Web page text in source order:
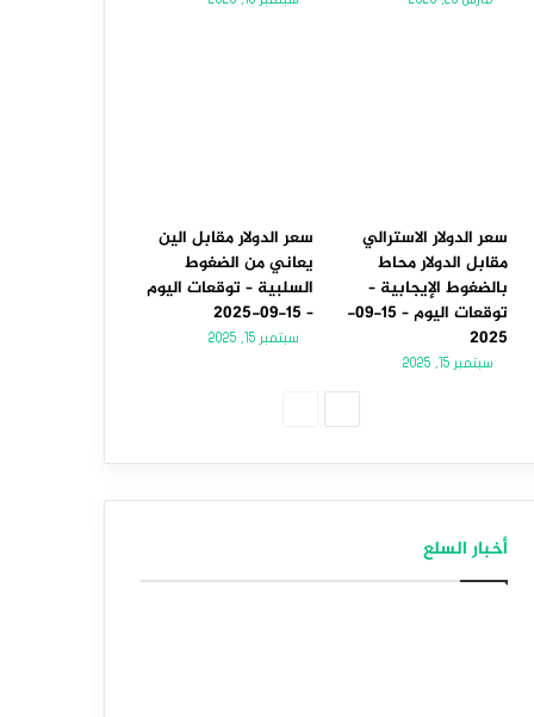
سعر الدولار الاسترالي
مقابل الدولار محاط
بالضغوط الإيجابية –
توقعات اليوم – 15-09-
2025
سبتمبر 15, 2025
سعر الدولار مقابل الين
يعاني من الضغوط
السلبية – توقعات اليوم
– 15-09-2025
سبتمبر 15, 2025
أخبار السلع